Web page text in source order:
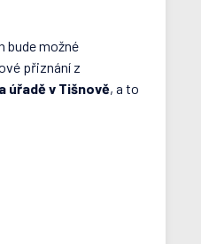
bude možné
přiznání z
úřadě v Tišnově, a to